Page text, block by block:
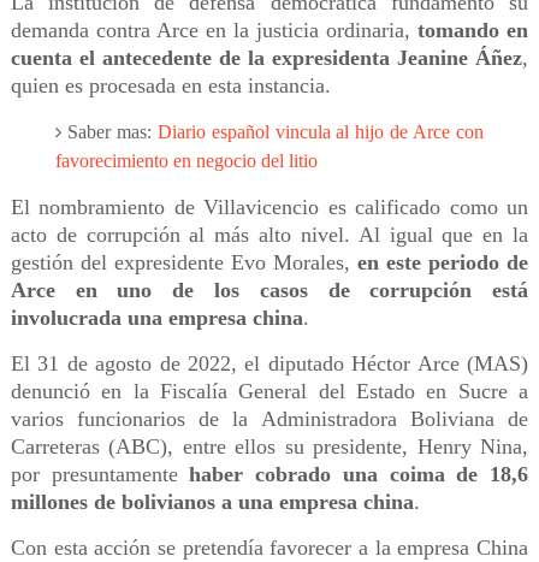
demanda contra Arce en la justicia ordinaria,tomando en
cuenta el antecedente de la expresidenta Jeanine Áñez,
quien es procesada en esta instancia.
Saber mas:Diario español vincula al hijo de Arce con
favorecimiento en negocio del litio
El nombramiento de Villavicencio es calificado como un
acto de corrupción al más alto nivel. Al igual que en la
gestión del expresidente Evo Morales,en este periodo de
Arce en uno de los casos de corrupción está
involucrada una empresa china.
El 31 de agosto de 2022, el diputado Héctor Arce (MAS)
denunció en la Fiscalía General del Estado en Sucre a
varios funcionarios de la Administradora Boliviana de
Carreteras (ABC), entre ellos su presidente, Henry Nina,
por presuntamentehaber cobrado una coima de 18,6
millones de bolivianos a una empresa china.
Con esta acción se pretendía favorecer a la empresa China